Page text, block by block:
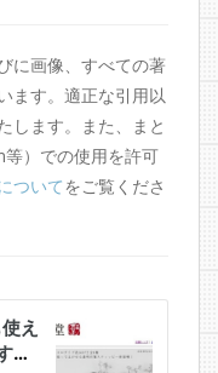
に画像、すべての著
ます。適正な引用以
します。また、まと
）での使用を許可
ついてをご覧くださ